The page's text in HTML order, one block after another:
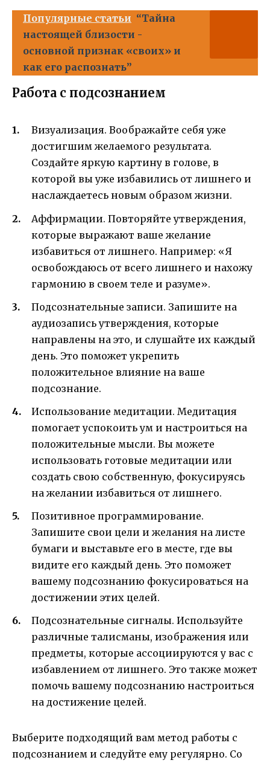
Популярные статьи “Тайна
настоящей близости -
основной признак «своих» и
как его распознать”
Работа с подсознанием
Визуализация. Воображайте себя уже
достигшим желаемого результата.
Создайте яркую картину в голове, в
которой вы уже избавились от лишнего и
наслаждаетесь новым образом жизни.
Аффирмации. Повторяйте утверждения,
которые выражают ваше желание
избавиться от лишнего. Например: «Я
освобождаюсь от всего лишнего и нахожу
гармонию в своем теле и разуме».
Подсознательные записи. Запишите на
аудиозапись утверждения, которые
направлены на это, и слушайте их каждый
день. Это поможет укрепить
положительное влияние на ваше
подсознание.
Использование медитации. Медитация
помогает успокоить ум и настроиться на
положительные мысли. Вы можете
использовать готовые медитации или
создать свою собственную, фокусируясь
на желании избавиться от лишнего.
Позитивное программирование.
Запишите свои цели и желания на листе
бумаги и выставьте его в месте, где вы
видите его каждый день. Это поможет
вашему подсознанию фокусироваться на
достижении этих целей.
Подсознательные сигналы. Используйте
различные талисманы, изображения или
предметы, которые ассоциируются у вас с
избавлением от лишнего. Это также может
помочь вашему подсознанию настроиться
на достижение целей.
Выберите подходящий вам метод работы с
подсознанием и следуйте ему регулярно. Со